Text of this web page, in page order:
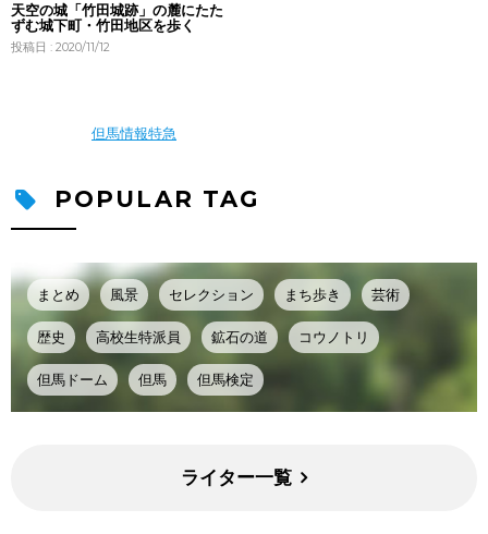
天空の城「竹田城跡」の麓にたた
ずむ城下町・竹田地区を歩く
投稿日 : 2020/11/12
但馬情報特急
POPULAR TAG
まとめ 風景 セレクション まち歩き 芸術
歴史 高校生特派員 鉱石の道 コウノトリ
但馬ドーム 但馬 但馬検定
ライター一覧